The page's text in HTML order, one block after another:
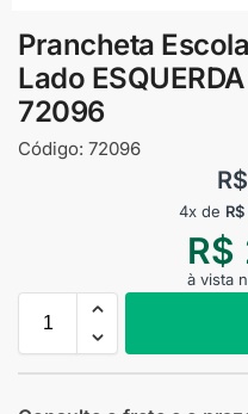
Prancheta
Lado
72096
Código: 72096
R$
4x de R$
R$
à vista